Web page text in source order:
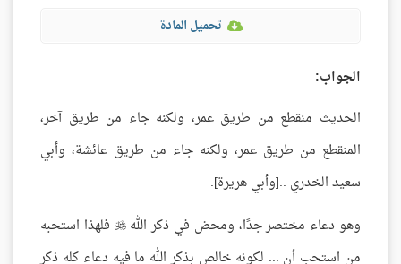
تحميل المادة
الجواب:
الحديث منقطع من طريق عمر، ولكنه جاء من طريق آخر،
المنقطع من طريق عمر، ولكنه جاء من طريق عائشة، وأبي
سعيد الخدري ..[وأبي هريرة].
وهو دعاء مختصر جدًا، ومحض في ذكر الله فلهذا استحبه
من استحب أن ... لكونه خالص بذكر الله ما فيه دعاء كله ذكر